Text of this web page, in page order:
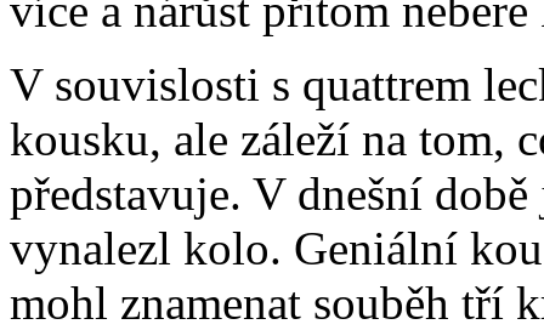
V souvislosti s quattrem
kousku, ale záleží na tom,
představuje. V dnešní
vynalezl kolo. Geniální
mohl znamenat souběh tří